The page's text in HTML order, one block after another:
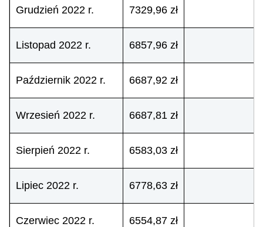
Grudzień 2022 r. 7329,96 zł
Listopad 2022 r. 6857,96 zł
Październik 2022 r. 6687,92 zł
Wrzesień 2022 r. 6687,81 zł
Sierpień 2022 r. 6583,03 zł
Lipiec 2022 r. 6778,63 zł
Czerwiec 2022 r. 6554,87 zł